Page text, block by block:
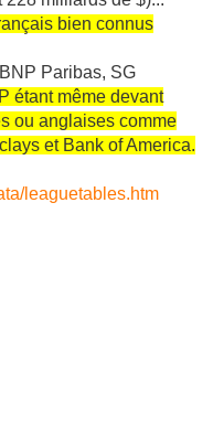
bien connus
Paribas, SG
étant même devant
ou anglaises comme
et Bank of America.
leaguetables.htm